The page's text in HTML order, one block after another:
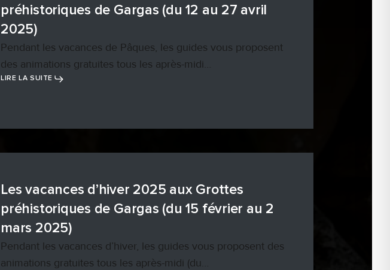
préhistoriques de Gargas (du 12 au 27 avril
2025)
Pendant les vacances de Pâques, les guides vous proposent
des animations gratuites tous les après-midi…
LIRE LA SUITE
Les vacances d’hiver 2025 aux Grottes
préhistoriques de Gargas (du 15 février au 2
mars 2025)
Pendant les vacances d’hiver, les guides vous proposent des
animations gratuites tous les après-midi (du…